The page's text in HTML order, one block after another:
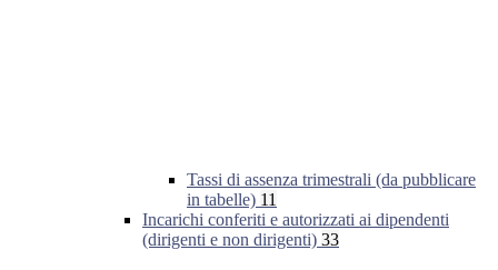
Tassi di assenza trimestrali (da pubblicare
in tabelle) 11
Incarichi conferiti e autorizzati ai dipendenti
(dirigenti e non dirigenti) 33